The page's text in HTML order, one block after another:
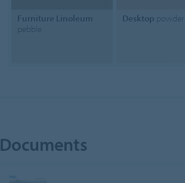
Furniture Linoleum
pebble
Desktop powder
Documents